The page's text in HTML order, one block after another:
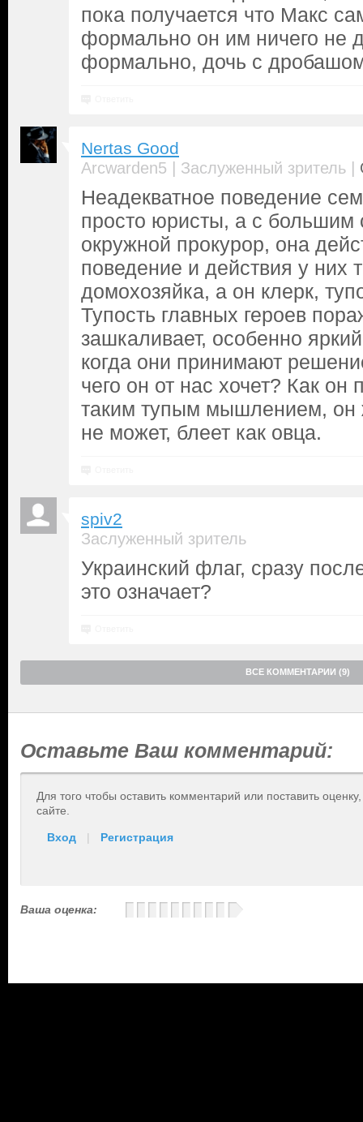
пока получается что Макс
формально он им ничего не
формально, дочь с
Nertas Good
Arcwarden5 | Заслуженный зритель |
Неадекватное поведение
просто юристы, а с
окружной прокурор, она
поведение и действия у них
домохозяйка, а он клерк,
Тупость главных героев
зашкаливает, особенно
когда они принимают
чего он от нас хочет? Как
таким тупым мышлением, он
не может, блеет как овца.
spiv2
Заслуженный зритель
Украинский флаг, сразу
это означает?
ВСЕ КОММЕНТАРИИ (9)
Оставьте Ваш комментарий:
Для того чтобы оставить комментарий или поставить
сайте.
Вход | Регистрация
Ваша оценка: